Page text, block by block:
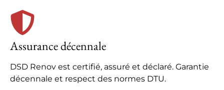
Assurance décennale
DSD Renov est certifié, assuré et déclaré. Garantie
décennale et respect des normes DTU.